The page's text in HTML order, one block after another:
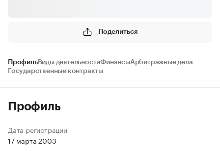
Поделиться
ПрофильВиды деятельностиФинансыАрбитражные дела
Государственные контракты
Профиль
Дата регистрации
17 марта 2003